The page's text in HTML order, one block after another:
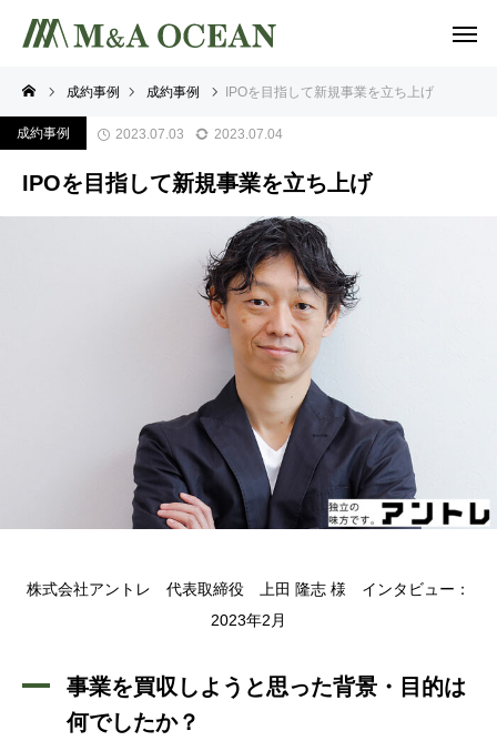
成約事例 成約事例 IPOを目指して新規事業を立ち上げ
成約事例 2023.07.03 2023.07.04
IPOを目指して新規事業を立ち上げ
株式会社アントレ 代表取締役 上田 隆志 様 インタビュー：
2023年2月
事業を買収しようと思った背景・目的は
何でしたか？